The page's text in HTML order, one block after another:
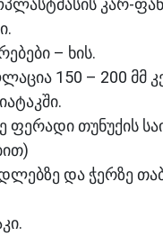
– ხის.
150 – 200 მმ
ფერადი თუნუქის
და ჭერზე